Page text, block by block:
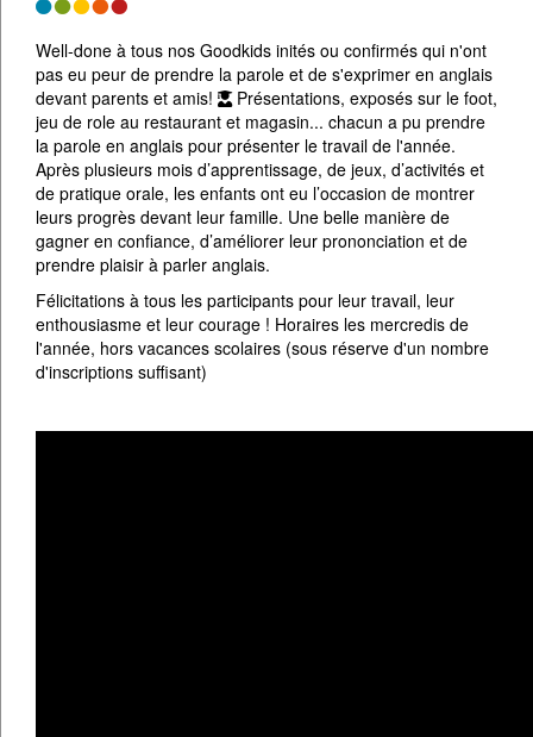
Well-done à tous nos Goodkids inités ou confirmés qui n'ont
pas eu peur de prendre la parole et de s'exprimer en anglais
devant parents et amis!
Présentations, exposés sur le foot,
jeu de role au restaurant et magasin... chacun a pu prendre
la parole en anglais pour présenter le travail de l'année.
Après plusieurs mois d’apprentissage, de jeux, d’activités et
de pratique orale, les enfants ont eu l’occasion de montrer
leurs progrès devant leur famille. Une belle manière de
gagner en confiance, d’améliorer leur prononciation et de
prendre plaisir à parler anglais.
Félicitations à tous les participants pour leur travail, leur
enthousiasme et leur courage ! Horaires les mercredis de
l'année, hors vacances scolaires (sous réserve d'un nombre
d'inscriptions suffisant)